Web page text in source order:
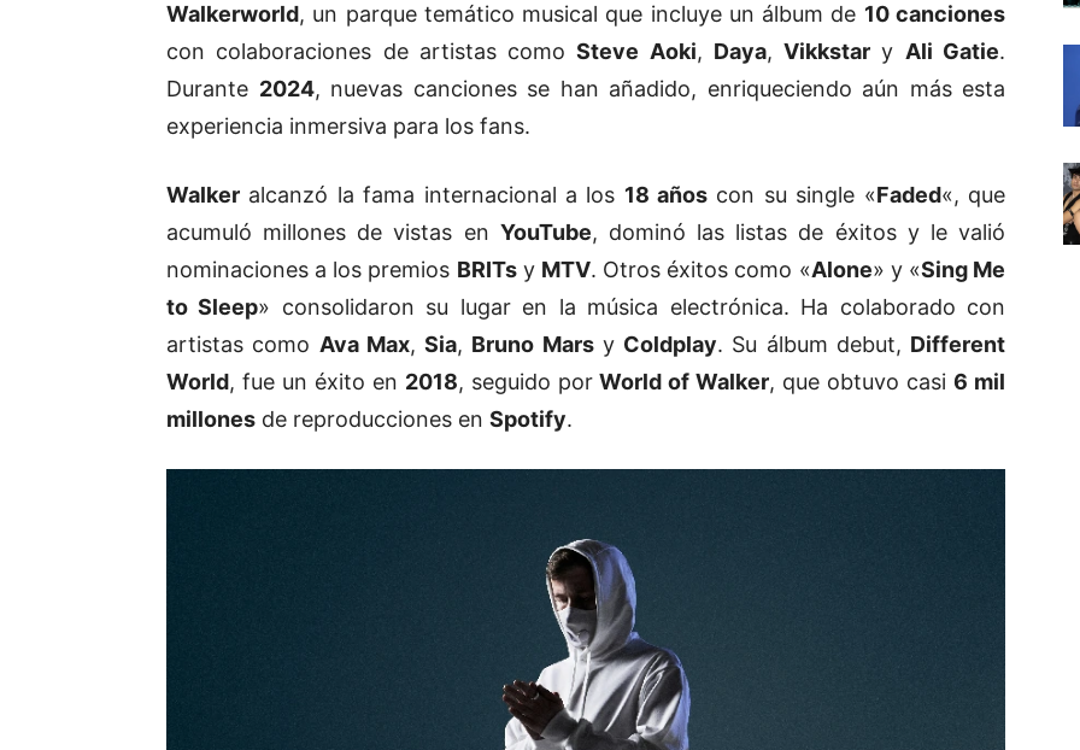
Walkerworld, un parque temático musical que incluye un álbum de 10 canciones
con colaboraciones de artistas comoSteve Aoki, Daya,Vikkstar y Ali Gatie.
Durante 2024, nuevas canciones se han añadido, enriqueciendo aún más esta
experiencia inmersiva para los fans.
Walker alcanzó la fama internacional a los 18 años con su single «Faded«, que
acumuló millones de vistas en YouTube, dominó las listas de éxitos y le valió
nominaciones a los premios BRITsy MTV. Otros éxitos como «Alone» y «Sing Me
to Sleep» consolidaron su lugar en la música electrónica. Ha colaborado con
artistas como Ava Max, Sia, Bruno Marsy Coldplay. Su álbum debut, Different
World, fue un éxito en 2018, seguido porWorld of Walker, que obtuvo casi6 mil
millones de reproducciones en Spotify.